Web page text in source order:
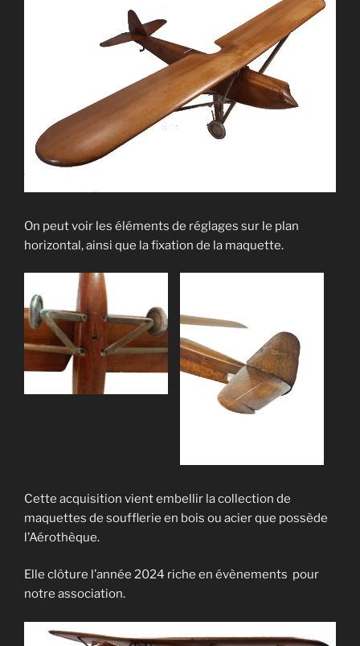
On peut voir les éléments de réglages sur le plan
horizontal, ainsi que la fixation de la maquette.
Cette acquisition vient embellir la collection de
maquettes de soufflerie en bois ou acier que possède
l’Aérothèque.
Elle clôture l’année 2024 riche en évènements pour
notre association.